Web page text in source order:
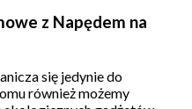
z Napędem na
się jedynie do
również możemy